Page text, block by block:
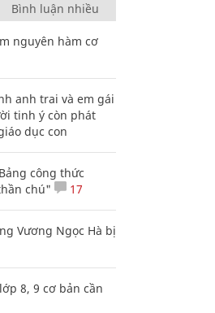
Bình luận nhiều
nguyên hàm cơ
anh trai và em gái
tinh ý còn phát
dục con
công thức
chú"
17
Vương Ngọc Hà bị
8, 9 cơ bản cần